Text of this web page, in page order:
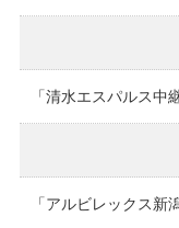
「清水エスパルス中
「アルビレックス新